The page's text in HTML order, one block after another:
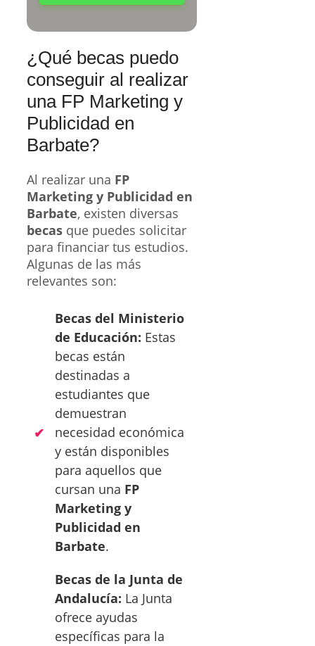
¿Qué becas puedo
conseguir al realizar
una FP Marketing y
Publicidad en
Barbate?
Al realizar una FP
Marketing y Publicidad en
Barbate, existen diversas
becas que puedes solicitar
para financiar tus estudios.
Algunas de las más
relevantes son:
Becas del Ministerio
de Educación: Estas
becas están
destinadas a
estudiantes que
demuestran
necesidad económica
y están disponibles
para aquellos que
cursan una FP
Marketing y
Publicidad en
Barbate.
Becas de la Junta de
Andalucía: La Junta
ofrece ayudas
específicas para la